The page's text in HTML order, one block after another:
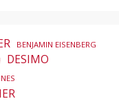
BENJAMIN EISENBERG
DESIMO